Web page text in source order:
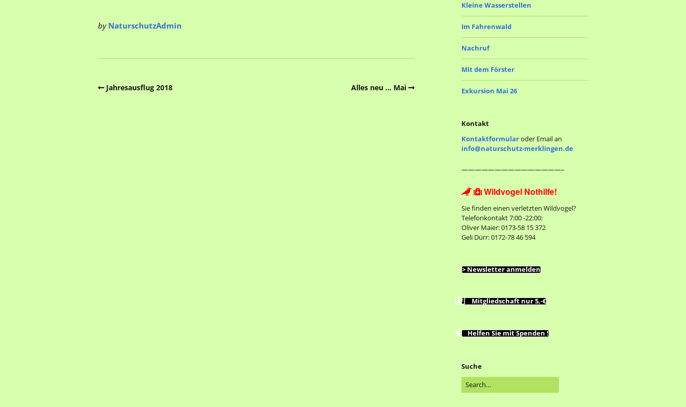
by NaturschutzAdmin
Jahresausflug 2018 Alles neu … Mai
Kleine Wasserstellen
Im Fahrenwald
Nachruf
Mit dem Förster
Exkursion Mai 26
Kontakt
Kontaktformularoder Email an
info@naturschutz-merklingen.de
———————————————–
  Wildvogel Nothilfe!
Sie finden einen verletzten Wildvogel?
Telefonkontakt 7:00 -22:00:
Oliver Maier: 0173-58 15 372
Geli Dürr: 0172-78 46 594
> Newsletter anmelden
Mitgliedschaft nur 5,-€
Helfen Sie mit Spenden !
Suche